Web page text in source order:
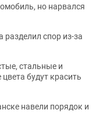
но нарвался
спор из-за
стальные и
будут красить
навели порядок и